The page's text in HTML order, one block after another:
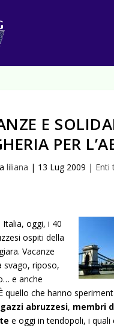
E
PER
liliana | 13 Lug 2009 | Enti
Italia, oggi, i 40
ospiti della
Vacanze
svago, riposo,
e anche
quello che hanno
abruzzesi, membri
e oggi in tendopoli, i quali